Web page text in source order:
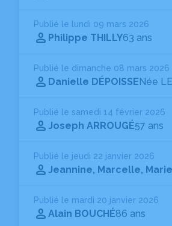
Publié le lundi 09 mars 2026
Philippe THILLY63 ans
Publié le dimanche 08 mars 2026
Danielle DÉPOISSENée
Publié le samedi 14 février 2026
Joseph ARROUGÉ57 ans
Publié le jeudi 22 janvier 2026
Jeannine, Marcelle, Marie
Publié le mardi 20 janvier 2026
Alain BOUCHÉ86 ans